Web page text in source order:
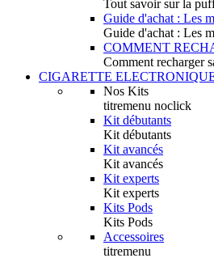
Tout savoir sur la
Guide d'achat : Les
Guide d'achat : Les
COMMENT
Comment recharger
CIGARETTE
Nos Kits
titremenu noclick
Kit débutants
Kit débutants
Kit avancés
Kit avancés
Kit experts
Kit experts
Kits Pods
Kits Pods
Accessoires
titremenu